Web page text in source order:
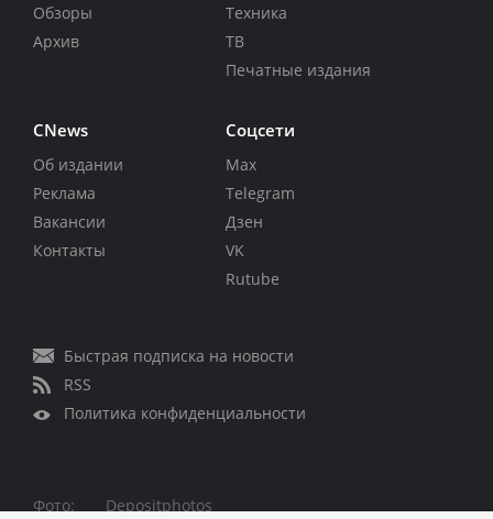
Обзоры
Архив
Техника
ТВ
Печатные издания
CNews
Об издании
Реклама
Вакансии
Контакты
Соцсети
Max
Telegram
Дзен
VK
Rutube
Быстрая подписка на новости
RSS
Политика конфиденциальности
Фото: Depositphotos